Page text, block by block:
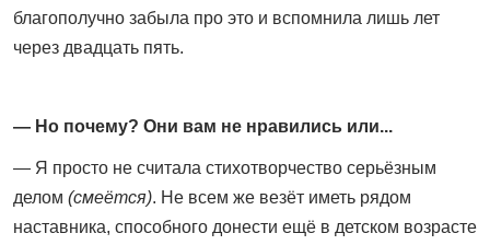
благополучно забыла про это и вспомнила лишь лет
через двадцать пять.
— Но почему? Они вам не нравились или...
— Я просто не считала стихотворчество серьёзным
делом (смеётся). Не всем же везёт иметь рядом
наставника, способного донести ещё в детском возрасте